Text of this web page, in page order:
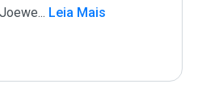
... Leia Mais